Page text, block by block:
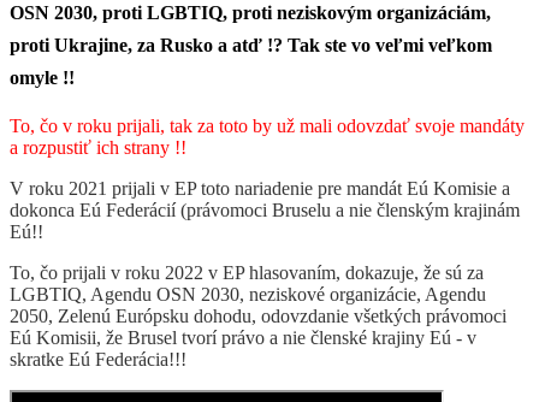
OSN 2030, proti LGBTIQ, proti neziskovým organizáciám,
proti Ukrajine, za Rusko a atď !? Tak ste vo veľmi veľkom
omyle !!
To, čo v roku prijali, tak za toto by už mali odovzdať svoje mandáty
a rozpustiť ich strany !!
V roku 2021 prijali v EP toto nariadenie pre mandát Eú Komisie a
dokonca Eú Federácií (právomoci Bruselu a nie členským krajinám
Eú!!
To, čo prijali v roku 2022 v EP hlasovaním, dokazuje, že sú za
LGBTIQ, Agendu OSN 2030, neziskové organizácie, Agendu
2050, Zelenú Európsku dohodu, odovzdanie všetkých právomoci
Eú Komisii, že Brusel tvorí právo a nie členské krajiny Eú - v
skratke Eú Federácia!!!